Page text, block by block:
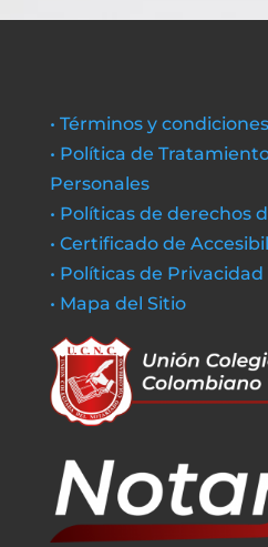
• Términos y condiciones
• Política de
Personales
• Políticas de derechos
• Certificado de
• Políticas de
• Mapa del Sitio